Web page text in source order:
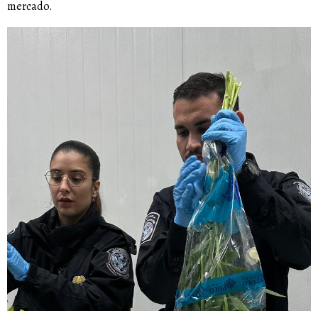
mercado.